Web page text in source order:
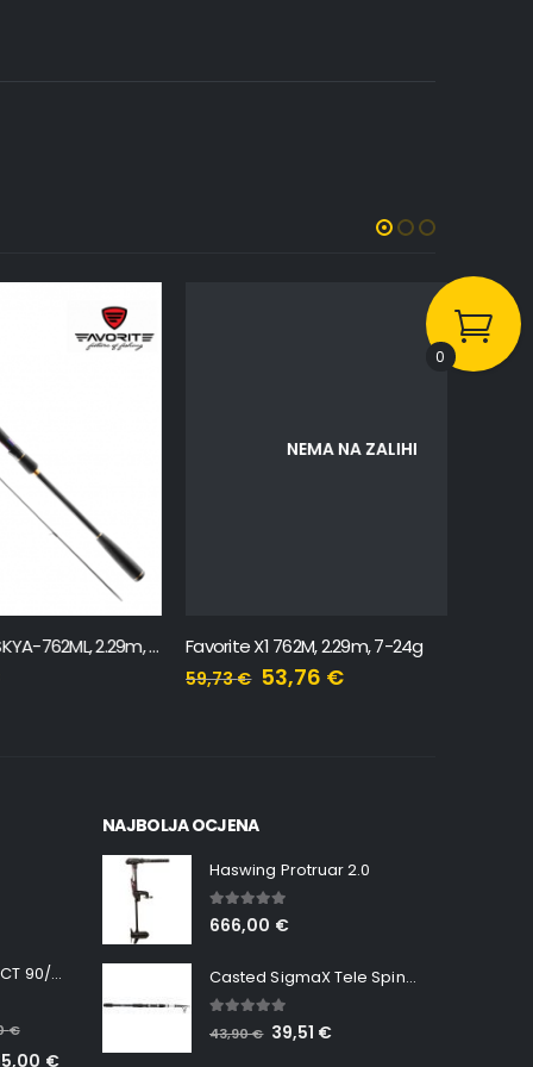
Favorite New Skyline SKYA-762ML, 2.29m, 5-18g
NEMA NA ZALIHI
Favorite X1 762M, 2.29m, 7-24g
53,76€
Minn Kota RT INSTINCT 90/115 WR QUEST
€
€
NAJBOLJA OCJENA
Haswing Protruar 2.0
5.00 out of 5
666,00 €
Casted SigmaX Tele Spin, 300cm, 40-80gr
out of 5
43,90€ 39,51 €
0